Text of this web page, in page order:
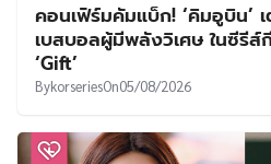
คอนเฟิร์มคัมแบ็ก! ‘คิมอูบิน’
เบสบอลผู้มีพลังวิเศษ ในซีรีส์
‘Gift’
BykorseriesOn05/08/2026